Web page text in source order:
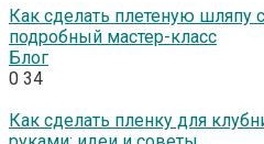
Как сделать плетеную шляпу
подробный мастер-класс
Блог
0 34
Как сделать пленку для